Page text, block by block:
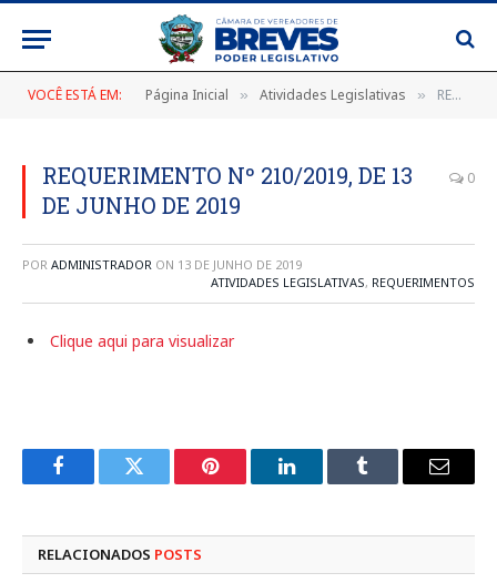
VOCÊ ESTÁ EM: Página Inicial » Atividades Legislativas » REQUERIMENTO Nº 210/2019, DE 13 DE JUNHO DE 2019
REQUERIMENTO Nº 210/2019, DE 13
DE JUNHO DE 2019
0
POR ADMINISTRADOR ON 13 DE JUNHO DE 2019
ATIVIDADES LEGISLATIVAS, REQUERIMENTOS
Clique aqui para visualizar
FacebookTwitter Pinterest LinkedInTumblr
E-
RELACIONADOS POSTS